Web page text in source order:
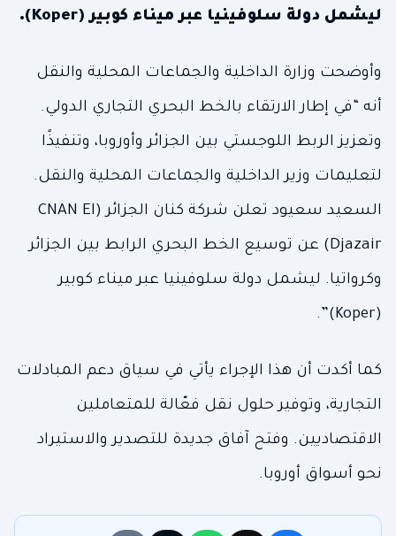
ليشمل دولة سلوفينيا عبر ميناء كوبير (Koper).
وأوضحت وزارة الداخلية والجماعات المحلية والنقل
أنه “في إطار الارتقاء بالخط البحري التجاري الدولي.
وتعزيز الربط اللوجستي بين الجزائر وأوروبا، وتنفيذًا
لتعليمات وزير الداخلية والجماعات المحلية والنقل.
السعيد سعيود تعلن شركة كنان الجزائر (CNAN El
Djazair) عن توسيع الخط البحري الرابط بين الجزائر
وكرواتيا. ليشمل دولة سلوفينيا عبر ميناء كوبير
(Koper)”.
كما أكدت أن هذا الإجراء يأتي في سياق دعم المبادلات
التجارية، وتوفير حلول نقل فعّالة للمتعاملين
الاقتصاديين. وفتح آفاق جديدة للتصدير والاستيراد
نحو أسواق أوروبا.